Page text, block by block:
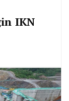
IKN